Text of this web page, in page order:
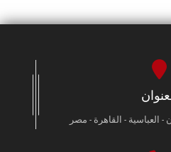
- العباسية - القاهرة - مصر